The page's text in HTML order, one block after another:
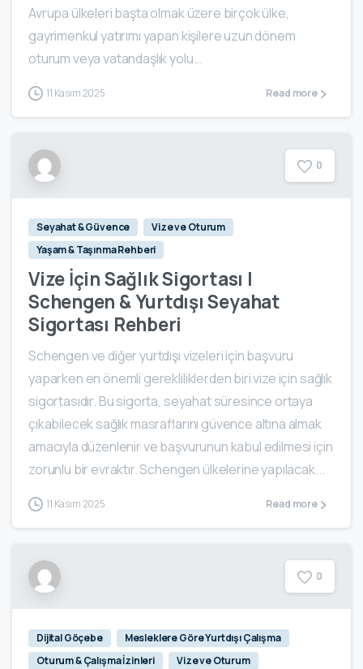
Avrupa ülkeleri başta olmak üzere birçok ülke,
gayrimenkul yatırımı yapan kişilere uzun dönem
oturum veya vatandaşlık yolu...
11 Kasım 2025 Read more
0
Seyahat & Güvence
Vize ve Oturum
Yaşam & Taşınma Rehberi
Vize İçin Sağlık Sigortası |
Schengen & Yurtdışı Seyahat
Sigortası Rehberi
Schengen ve diğer yurtdışı vizeleri için başvuru
yaparken en önemli gerekliliklerden biri vize için sağlık
sigortasıdır. Bu sigorta, seyahat süresince ortaya
çıkabilecek sağlık masraflarını güvence altına almak
amacıyla düzenlenir ve başvurunun kabul edilmesi için
zorunlu bir evraktır. Schengen ülkelerine yapılacak...
11 Kasım 2025 Read more
0
Dijital Göçebe
Mesleklere Göre Yurtdışı Çalışma
Oturum & Çalışma İzinleri
Vize ve Oturum